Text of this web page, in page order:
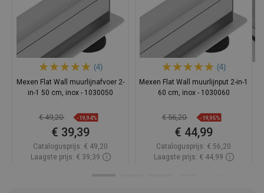
(4)
Mexen Flat Wall muurlijnafvoer 2-
in-1 50 cm, inox - 1030050
€ 49,20 -19,94%
€ 39,39
Catalogusprijs: € 49,20
Laagste prijs: € 39,39
(4)
Mexen Flat Wall muurlijnput 2-in-1
60 cm, inox - 1030060
€ 56,20 -19,95%
€ 44,99
Catalogusprijs: € 56,20
Laagste prijs: € 44,99